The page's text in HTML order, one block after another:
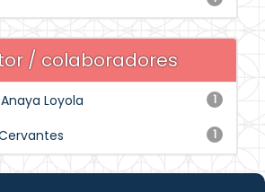
/ colaboradores
1
Loyola
1